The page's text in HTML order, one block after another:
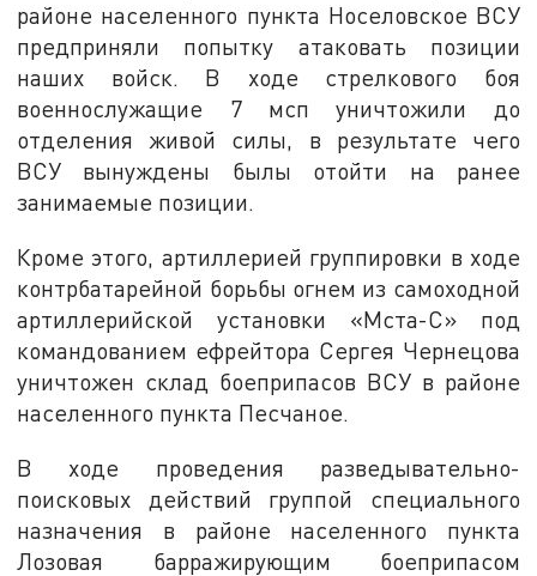
районе населенного пункта Носеловское ВСУ
предприняли попытку атаковать позиции
наших войск. В ходе стрелкового боя
военнослужащие 7 мсп уничтожили до
отделения живой силы, в результате чего
ВСУ вынуждены былы отойти на ранее
занимаемые позиции.
Кроме этого, артиллерией группировки в ходе
контрбатарейной борьбы огнем из самоходной
артиллерийской установки «Мста-С» под
командованием ефрейтора Сергея Чернецова
уничтожен склад боеприпасов ВСУ в районе
населенного пункта Песчаное.
В ходе проведения разведывательно-
поисковых действий группой специального
назначения в районе населенного пункта
Лозовая барражирующим боеприпасом